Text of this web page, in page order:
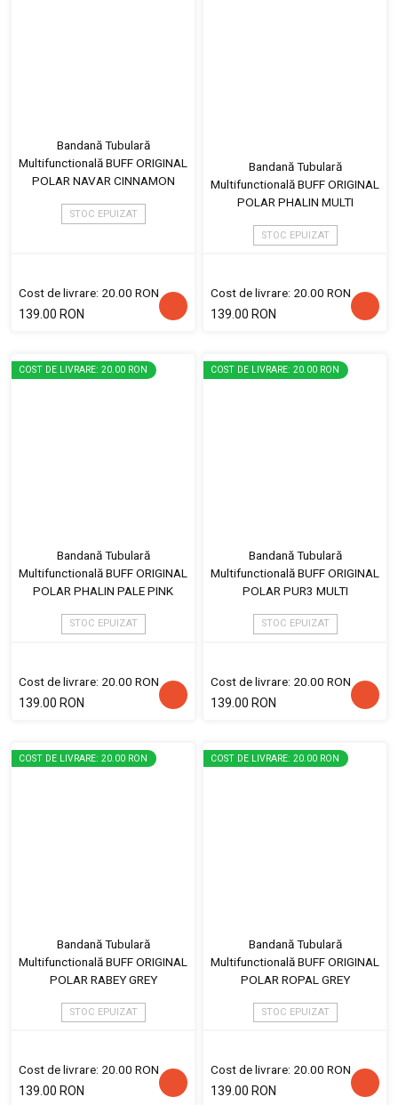
Bandană Tubulară
Multifunctională BUFF ORIGINAL
POLAR NAVAR CINNAMON
STOC EPUIZAT
Cost de livrare: 20.00 RON
139.00 RON
Bandană Tubulară
Multifunctională BUFF ORIGINAL
POLAR PHALIN MULTI
STOC EPUIZAT
Cost de livrare: 20.00 RON
139.00 RON
COST DE LIVRARE: 20.00 RON
Bandană Tubulară
Multifunctională BUFF ORIGINAL
POLAR PHALIN PALE PINK
STOC EPUIZAT
Cost de livrare: 20.00 RON
139.00 RON
COST DE LIVRARE: 20.00 RON
Bandană Tubulară
Multifunctională BUFF ORIGINAL
POLAR PUR3 MULTI
STOC EPUIZAT
Cost de livrare: 20.00 RON
139.00 RON
COST DE LIVRARE: 20.00 RON
Bandană Tubulară
Multifunctională BUFF ORIGINAL
POLAR RABEY GREY
STOC EPUIZAT
Cost de livrare: 20.00 RON
139.00 RON
COST DE LIVRARE: 20.00 RON
Bandană Tubulară
Multifunctională BUFF ORIGINAL
POLAR ROPAL GREY
STOC EPUIZAT
Cost de livrare: 20.00 RON
139.00 RON